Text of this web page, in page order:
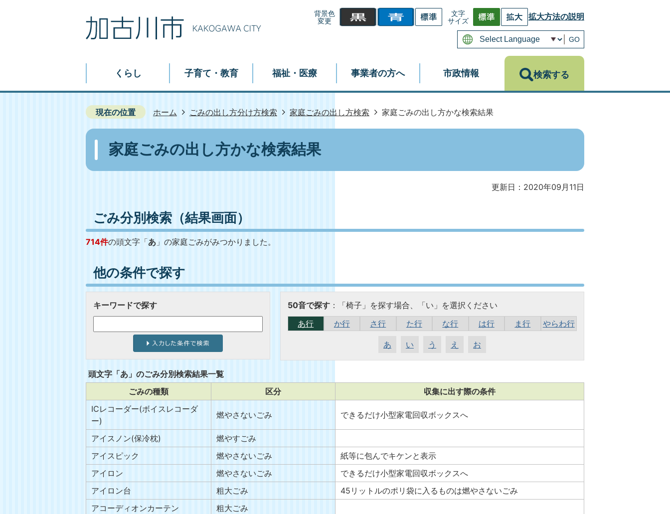
背景色
変更
文字
サイズ
拡大方法の説明
GO
くらし 子育て・教育 福祉・医療 事業者の方へ 市政情報 検索する
現在の位置 ホーム ごみの出し方分け方検索 家庭ごみの出し方検索 家庭ごみの出し方かな検索結果
家庭ごみの出し方かな検索結果
更新日：2020年09月11日
ごみ分別検索 （結果画面）
714件の頭文字「あ 」の家庭ごみがみつかりました。
他の条件で探す
キーワードで探す 50音で探す ：「椅子」を探す場合、「い」を選択ください
あ行
か行 さ行 た行 な行 は行 ま行 やらわ行
あ い う え お
頭文字「あ 」のごみ分別検索結果一覧
ごみの種類
区分
収集に出す際の条件
ICレコーダー(ボイスレコーダ
ー)
燃やさないごみ できるだけ小型家電回収ボックスへ
アイスノン(保冷枕)
燃やすごみ
アイスピック
燃やさないごみ
紙等に包んでキケンと表示
アイロン
燃やさないごみ
できるだけ小型家電回収ボックスへ
アイロン台
粗大ごみ
45リットルのポリ袋に入るものは燃やさないごみ
アコーディオンカーテン
粗大ごみ